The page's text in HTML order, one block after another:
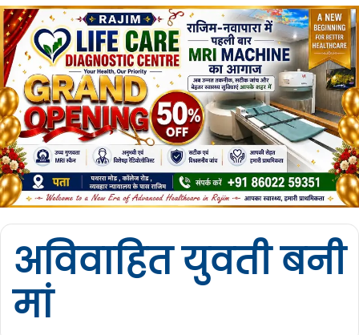
अविवाहित युवती बनी
मां